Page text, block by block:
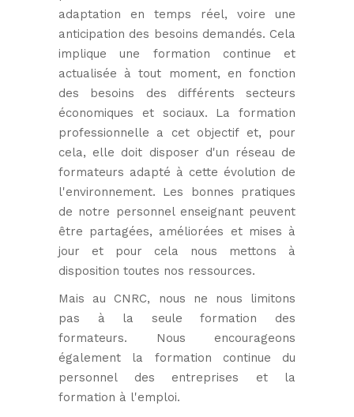
adaptation en temps réel, voire une
anticipation des besoins demandés. Cela
implique une formation continue et
actualisée à tout moment, en fonction
des besoins des différents secteurs
économiques et sociaux. La formation
professionnelle a cet objectif et, pour
cela, elle doit disposer d'un réseau de
formateurs adapté à cette évolution de
l'environnement. Les bonnes pratiques
de notre personnel enseignant peuvent
être partagées, améliorées et mises à
jour et pour cela nous mettons à
disposition toutes nos ressources.
Mais au CNRC, nous ne nous limitons
pas à la seule formation des
formateurs. Nous encourageons
également la formation continue du
personnel des entreprises et la
formation à l'emploi.